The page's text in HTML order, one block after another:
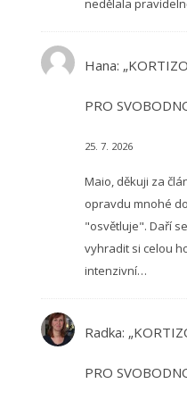
nedělala
Hana:
PRO
25. 7. 2026
Maio, děkuji za
opravdu mnohé
"osvětluje". Daří
vyhradit si celou
intenzivní…
Radka:
PRO